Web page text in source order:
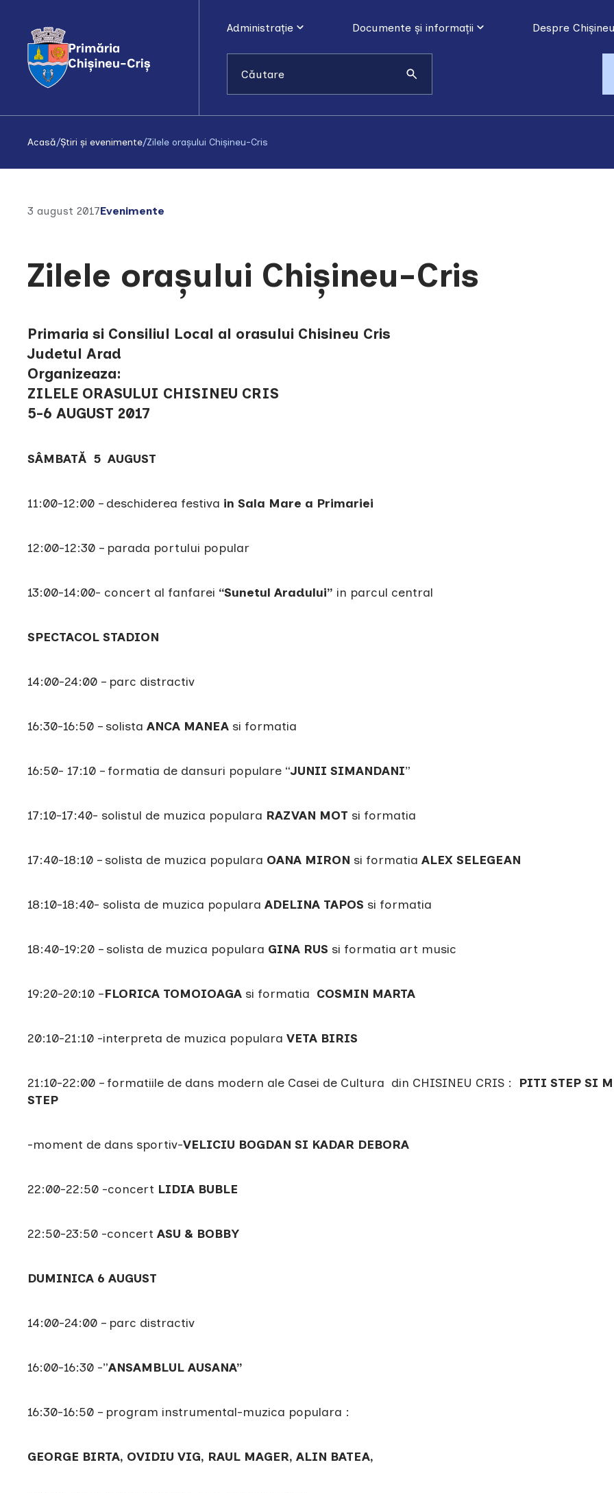
Administrație Documente și informații Despre
Acasă/Știri și evenimente/Zilele orașului Chișineu-Cris
3 august 2017Evenimente
Zilele orașului Chișineu-Cris
Primaria si Consiliul Local al orasului Chisineu Cris
Judetul Arad
Organizeaza:
ZILELE ORASULUI CHISINEU CRIS
5-6 AUGUST 2017
SÂMBATĂ 5 AUGUST
11:00-12:00 – deschiderea festiva in Sala Mare a Primariei
12:00-12:30 – parada portului popular
13:00-14:00- concert al fanfarei “Sunetul Aradului” in parcul central
SPECTACOL STADION
14:00-24:00 – parc distractiv
16:30-16:50 – solista ANCA MANEA si formatia
16:50- 17:10 – formatia de dansuri populare “JUNII SIMANDANI”
17:10-17:40- solistul de muzica populara RAZVAN MOT si formatia
17:40-18:10 – solista de muzica populara OANA MIRON si formatia ALEX SELEGEAN
18:10-18:40- solista de muzica populara ADELINA TAPOS si formatia
18:40-19:20 – solista de muzica populara GINA RUS si formatia art music
19:20-20:10 –FLORICA TOMOIOAGA si formatia COSMIN MARTA
20:10-21:10 -interpreta de muzica populara VETA BIRIS
21:10-22:00 – formatiile de dans modern ale Casei de Cultura din CHISINEU CRIS : PITI STEP SI
STEP
-moment de dans sportiv-VELICIU BOGDAN SI KADAR DEBORA
22:00-22:50 -concert LIDIA BUBLE
22:50-23:50 -concert ASU & BOBBY
DUMINICA 6 AUGUST
14:00-24:00 – parc distractiv
16:00-16:30 -”ANSAMBLUL AUSANA”
16:30-16:50 – program instrumental-muzica populara :
GEORGE BIRTA, OVIDIU VIG, RAUL MAGER, ALIN BATEA,